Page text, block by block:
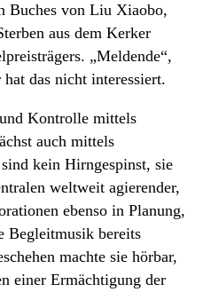
Buches von Liu Xiaobo,
aus dem Kerker
„Meldende“,
das nicht interessiert.
Kontrolle mittels
auch mittels
kein Hirngespinst, sie
weltweit agierender,
ebenso in Planung,
Begleitmusik bereits
machte sie hörbar,
einer Ermächtigung der